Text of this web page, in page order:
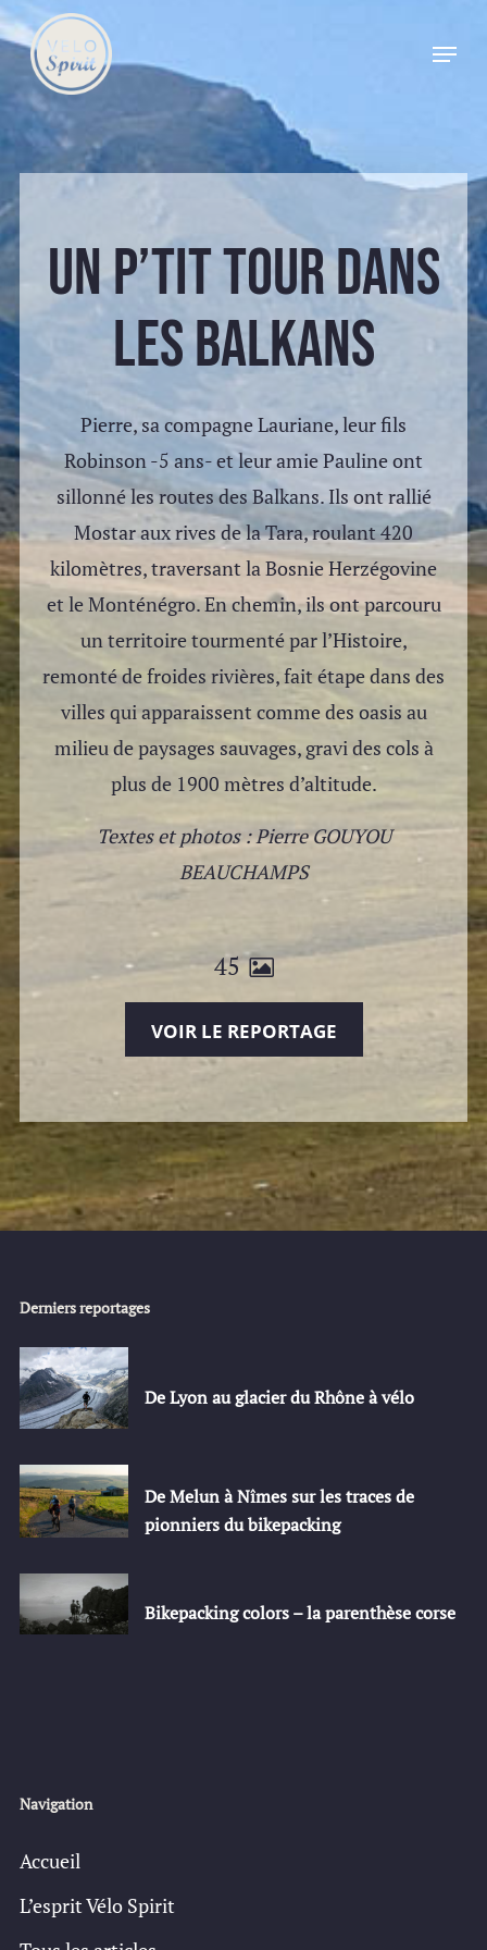
Skip
to
main
content
Menu
Un p’tit tour dans
les Balkans
Pierre, sa compagne Lauriane, leur fils
Robinson -5 ans- et leur amie Pauline ont
sillonné les routes des Balkans. Ils ont rallié
Mostar aux rives de la Tara, roulant 420
kilomètres, traversant la Bosnie Herzégovine
et le Monténégro. En chemin, ils ont parcouru
un territoire tourmenté par l’Histoire,
remonté de froides rivières, fait étape dans des
villes qui apparaissent comme des oasis au
milieu de paysages sauvages, gravi des cols à
plus de 1900 mètres d’altitude.
Textes et photos :Pierre GOUYOU
BEAUCHAMPS
45
VOIR LE REPORTAGE
Derniers reportages
De Lyon au glacier du Rhône à vélo
De Melun à Nîmes sur les traces de
pionniers du bikepacking
Bikepacking colors – la parenthèse corse
Navigation
Accueil
L’esprit Vélo Spirit